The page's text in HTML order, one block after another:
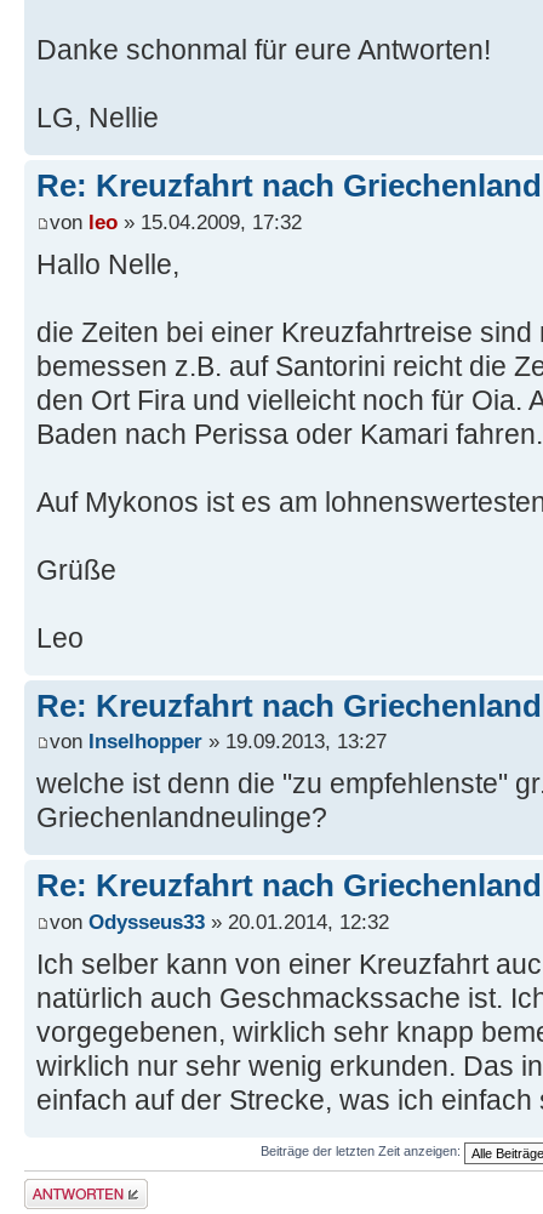
Danke schonmal für eure Antworten!
LG, Nellie
Re: Kreuzfahrt nach Griechenland
von leo » 15.04.2009, 17:32
Hallo Nelle,
die Zeiten bei einer Kreuzfahrtreise
bemessen z.B. auf Santorini reicht die
den Ort Fira und vielleicht noch für Oia.
Baden nach Perissa oder Kamari fahren.
Auf Mykonos ist es am
Grüße
Leo
Re: Kreuzfahrt nach Griechenland
von Inselhopper » 19.09.2013, 13:27
welche ist denn die "zu empfehlenste"
Griechenlandneulinge?
Re: Kreuzfahrt nach Griechenland
von Odysseus33 » 20.01.2014, 12:32
Ich selber kann von einer Kreuzfahrt
natürlich auch Geschmackssache ist.
vorgegebenen, wirklich sehr knapp
wirklich nur sehr wenig erkunden. Das
einfach auf der Strecke, was ich einfach
Beiträge der letzten Zeit anzeigen:
Antwort erstellen